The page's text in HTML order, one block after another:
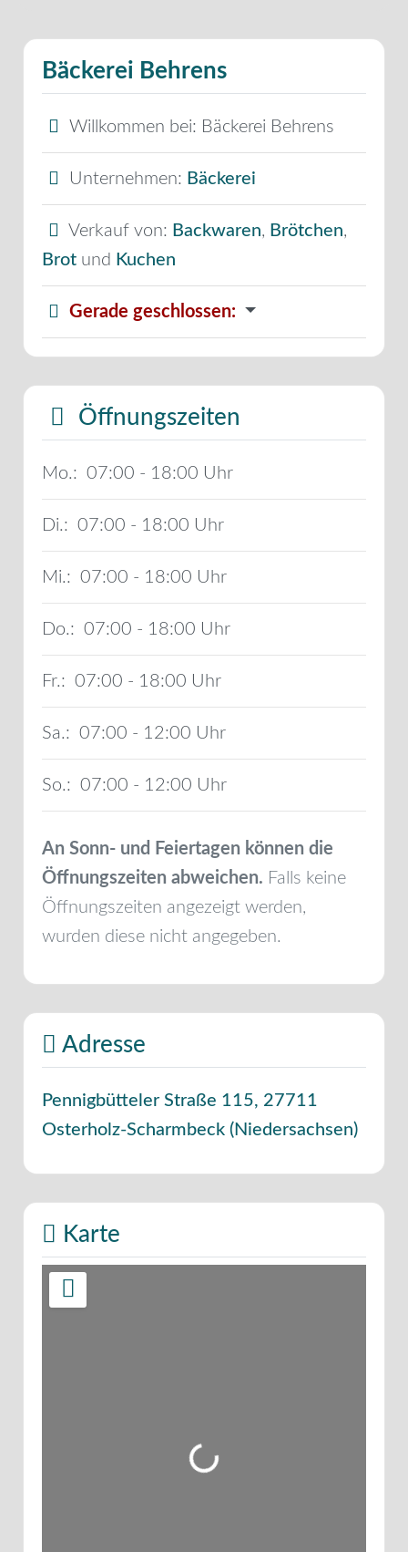
Bäckerei Behrens
Willkommen bei: Bäckerei Behrens
Unternehmen: Bäckerei
Verkauf von: Backwaren, Brötchen,
Brot und Kuchen
Gerade geschlossen:
Öffnungszeiten
Mo.: 07:00 - 18:00
Di.: 07:00 - 18:00
Mi.: 07:00 - 18:00
Do.: 07:00 - 18:00
Fr.: 07:00 - 18:00
Sa.: 07:00 - 12:00
So.: 07:00 - 12:00
An Sonn- und Feiertagen können die
Öffnungszeiten abweichen. Falls keine
Öffnungszeiten angezeigt werden,
wurden diese nicht angegeben.
Adresse
Pennigbütteler Straße 115, 27711
Osterholz-Scharmbeck (Niedersachsen)
Karte
Wird geladen …